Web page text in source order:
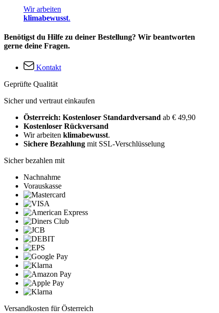
Wir arbeiten
klimabewusst.
Benötigst du Hilfe zu deiner Bestellung? Wir beantworten
gerne deine Fragen.
Kontakt
Geprüfte Qualität
Sicher und vertraut einkaufen
Österreich: Kostenloser Standardversand ab € 49,90
Kostenloser Rückversand
Wir arbeiten klimabewusst.
Sichere Bezahlung mit SSL-Verschlüsselung
Sicher bezahlen mit
Nachnahme
Vorauskasse
Versandkosten für Österreich